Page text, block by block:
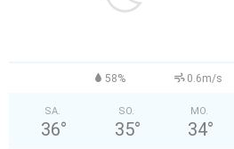
58% 0.6m/s
SA.
36°
SO.
35°
MO.
34°